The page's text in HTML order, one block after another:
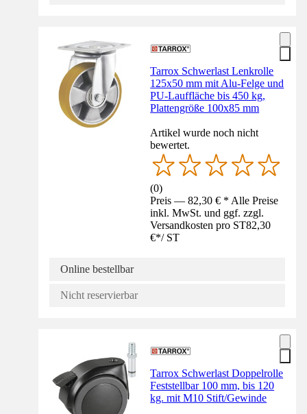
Tarrox Schwerlast Lenkrolle
125x50 mm mit Alu-Felge und
PU-Lauffläche bis 450 kg,
Plattengröße 100x85 mm
Artikel wurde noch nicht
bewertet.
(0)
Preis — 82,30 € * Alle Preise
inkl. MwSt. und ggf. zzgl.
Versandkosten pro ST82,30
€*/ ST
Online bestellbar
Nicht reservierbar
Tarrox Schwerlast Doppelrolle
Feststellbar 100 mm, bis 120
kg. mit M10 Stift/Gewinde